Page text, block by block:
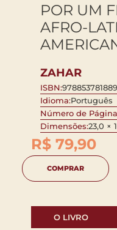
POR UM
AFRO-
ZAHAR
ISBN:
Idioma:Português
Número de
Dimensões:23,0 ×
R$ 79,90
COMPRAR
O LIVRO